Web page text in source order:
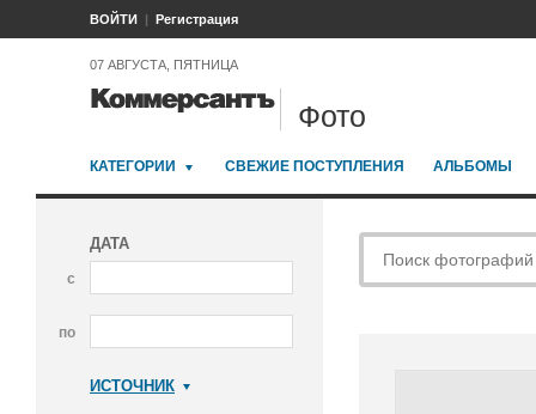
ВОЙТИ Регистрация
07 АВГУСТА, ПЯТНИЦА
Фото
КАТЕГОРИИ СВЕЖИЕ ПОСТУПЛЕНИЯ АЛЬБОМЫ
ДАТА
с
по
ИСТОЧНИК